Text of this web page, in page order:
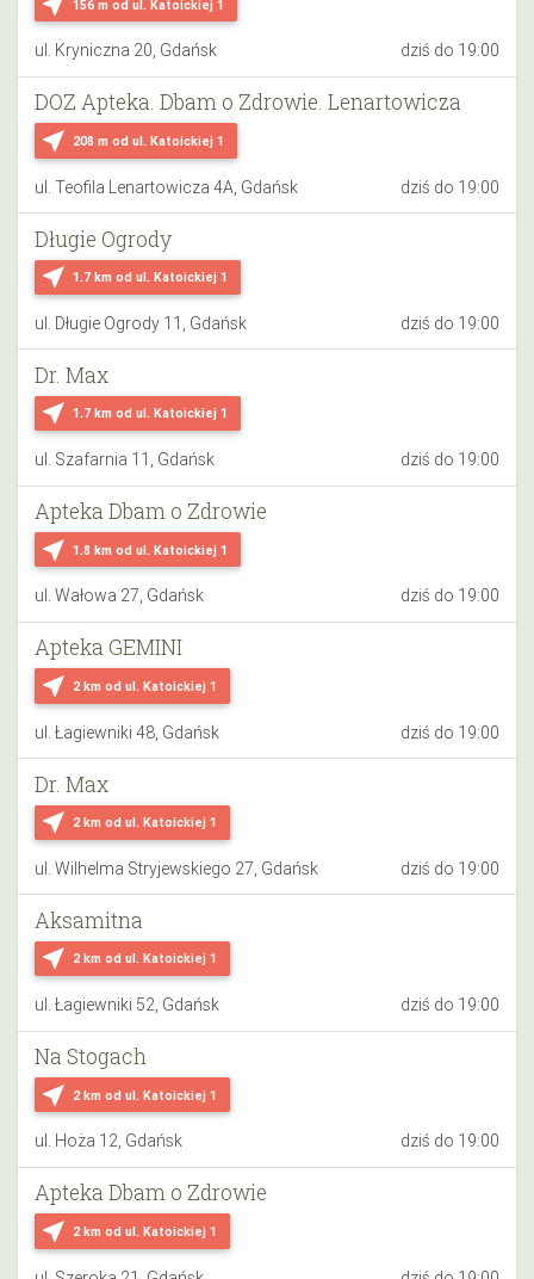
156 m od ul. Katoickiej 1
ul. Kryniczna 20, Gdańsk dziś do 19:00
near_me 208 m od ul. Katoickiej 1
DOZ Apteka. Dbam o Zdrowie. Lenartowicza
ul. Teofila Lenartowicza 4A, Gdańsk dziś do 19:00
near_me 1.7 km od ul. Katoickiej 1
Długie Ogrody
ul. Długie Ogrody 11, Gdańsk dziś do 19:00
near_me 1.7 km od ul. Katoickiej 1
Dr. Max
ul. Szafarnia 11, Gdańsk dziś do 19:00
near_me 1.8 km od ul. Katoickiej 1
Apteka Dbam o Zdrowie
ul. Wałowa 27, Gdańsk dziś do 19:00
near_me 2 km od ul. Katoickiej 1
Apteka GEMINI
ul. Łagiewniki 48, Gdańsk dziś do 19:00
near_me 2 km od ul. Katoickiej 1
Dr. Max
ul. Wilhelma Stryjewskiego 27, Gdańsk dziś do 19:00
near_me 2 km od ul. Katoickiej 1
Aksamitna
ul. Łagiewniki 52, Gdańsk dziś do 19:00
near_me 2 km od ul. Katoickiej 1
Na Stogach
ul. Hoża 12, Gdańsk dziś do 19:00
near_me 2 km od ul. Katoickiej 1
Apteka Dbam o Zdrowie